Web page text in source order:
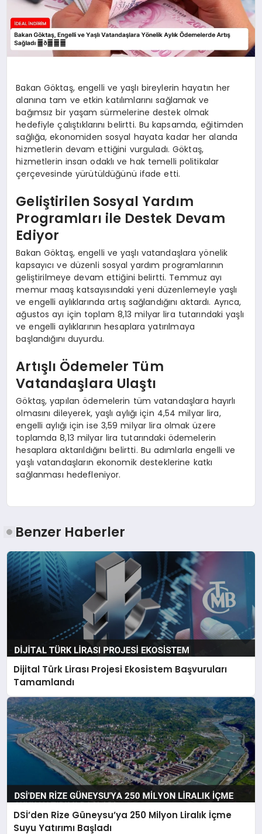
Bakan Göktaş, engelli ve yaşlı bireylerin hayatın her
alanına tam ve etkin katılımlarını sağlamak ve
bağımsız bir yaşam sürmelerine destek olmak
hedefiyle çalıştıklarını belirtti. Bu kapsamda, eğitimden
sağlığa, ekonomiden sosyal hayata kadar her alanda
hizmetlerin devam ettiğini vurguladı. Göktaş,
hizmetlerin insan odaklı ve hak temelli politikalar
çerçevesinde yürütüldüğünü ifade etti.
Geliştirilen Sosyal Yardım
Programları ile Destek Devam
Ediyor
Bakan Göktaş, engelli ve yaşlı vatandaşlara yönelik
kapsayıcı ve düzenli sosyal yardım programlarının
geliştirilmeye devam ettiğini belirtti. Temmuz ayı
memur maaş katsayısındaki yeni düzenlemeyle yaşlı
ve engelli aylıklarında artış sağlandığını aktardı. Ayrıca,
ağustos ayı için toplam 8,13 milyar lira tutarındaki yaşlı
ve engelli aylıklarının hesaplara yatırılmaya
başlandığını duyurdu.
Artışlı Ödemeler Tüm
Vatandaşlara Ulaştı
Göktaş, yapılan ödemelerin tüm vatandaşlara hayırlı
olmasını dileyerek, yaşlı aylığı için 4,54 milyar lira,
engelli aylığı için ise 3,59 milyar lira olmak üzere
toplamda 8,13 milyar lira tutarındaki ödemelerin
hesaplara aktarıldığını belirtti. Bu adımlarla engelli ve
yaşlı vatandaşların ekonomik desteklerine katkı
sağlanması hedefleniyor.
Benzer Haberler
Dijital Türk Lirası Projesi Ekosistem Başvuruları
Tamamlandı
DSİ’den Rize Güneysu’ya 250 Milyon Liralık İçme
Suyu Yatırımı Başladı